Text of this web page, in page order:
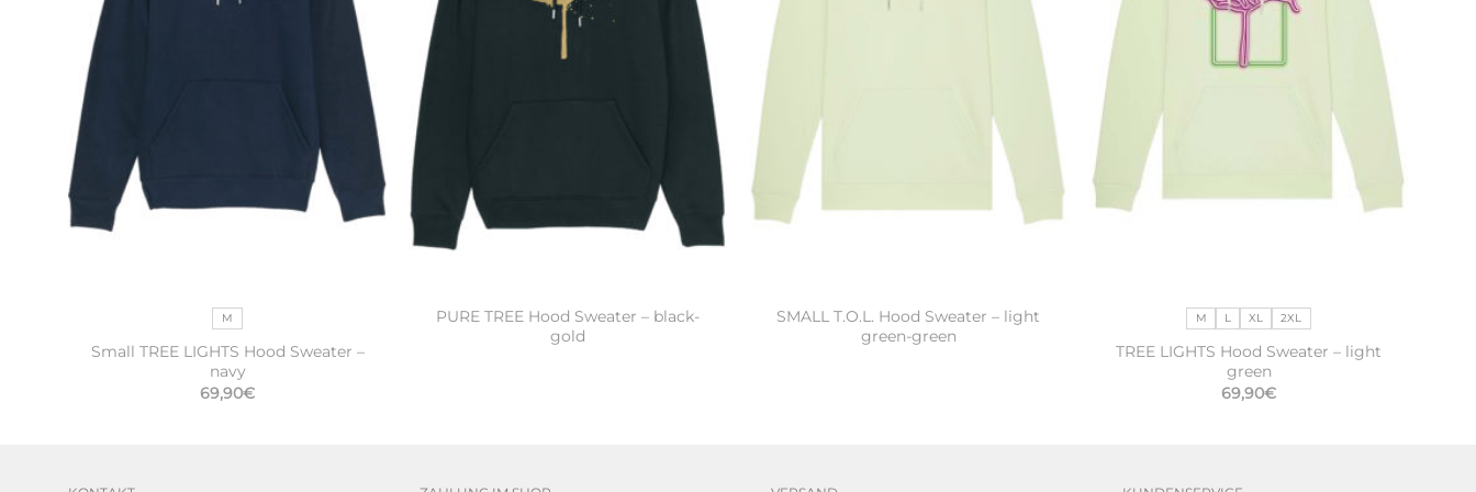
M
Small TREE LIGHTS Hood Sweater –
navy
69,90€
PURE TREE Hood Sweater – black-
gold
SMALL T.O.L. Hood Sweater – light
green-green
M L XL 2XL
TREE LIGHTS Hood Sweater – light
green
69,90€